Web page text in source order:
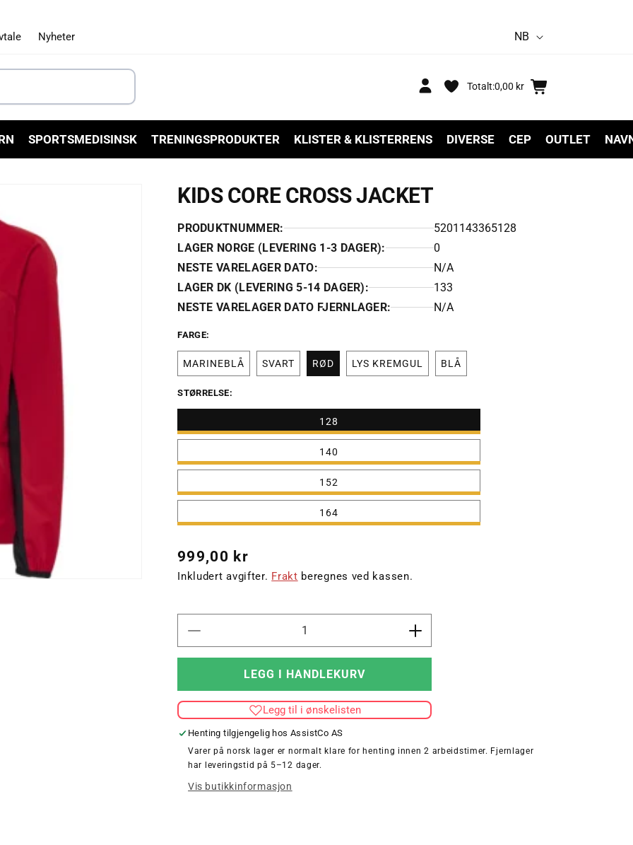
Nyheter
S
k
NB
inn
Totalt:0,00 kr
Handlekurv
SPORTSMEDISINSK TRENINGSPRODUKTER KLISTER & KLISTERRENS DIVERSE CEP OUTLET
KIDS CORE CROSS JACKET
PRODUKTNUMMER:
5201143365128
LAGER NORGE (LEVERING 1-3 DAGER):
0
NESTE VARELAGER DATO:
N/A
LAGER DK (LEVERING 5-14 DAGER):
133
NESTE VARELAGER DATO FJERNLAGER:
N/A
FARGE:
MARINEBLÅ SVART RØD LYS KREMGUL BLÅ
STØRRELSE:
128
140
152
164
Vanlig
pris
999,00 kr
Inkludert avgifter. Frakt beregnes ved kassen.
antallet
JACKET
Øk
antallet
CROSS
LEGG I HANDLEKURV
Legg til i ønskelisten
Henting tilgjengelig hosAssistCo AS
Varer på norsk lager er normalt klare for henting innen 2 arbeidstimer. Fjernlager
har leveringstid på 5–12 dager.
Vis butikkinformasjon